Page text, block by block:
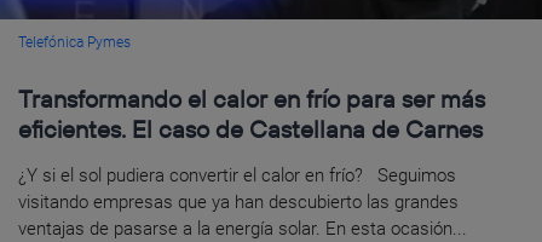
Telefónica Pymes
Transformando el calor en frío para ser más
eficientes. El caso de Castellana de Carnes
¿Y si el sol pudiera convertir el calor en frío? Seguimos
visitando empresas que ya han descubierto las grandes
ventajas de pasarse a la energía solar. En esta ocasión...